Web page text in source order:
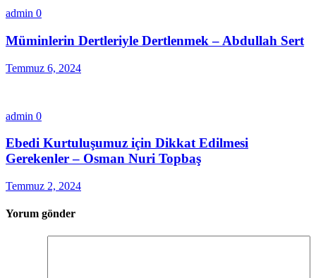
admin 0
Müminlerin Dertleriyle Dertlenmek – Abdullah Sert
Temmuz 6, 2024
admin 0
Ebedi Kurtuluşumuz için Dikkat Edilmesi
Gerekenler – Osman Nuri Topbaş
Temmuz 2, 2024
Yorum gönder